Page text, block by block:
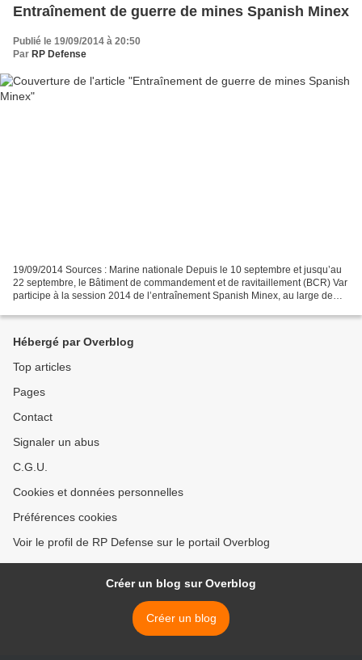
Entraînement de guerre de mines Spanish Minex
Publié le 19/09/2014 à 20:50
Par RP Defense
19/09/2014 Sources : Marine nationale Depuis le 10 septembre et jusqu’au
22 septembre, le Bâtiment de commandement et de ravitaillement (BCR) Var
participe à la session 2014 de l’entraînement Spanish Minex, au large de
Hébergé par Overblog
Top articles
Pages
Contact
Signaler un abus
C.G.U.
Cookies et données personnelles
Préférences cookies
Voir le profil de RP Defense sur le portail Overblog
Créer un blog sur Overblog
Créer un blog